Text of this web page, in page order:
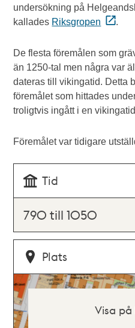
undersökning på
kallades Riksgropen .
De flesta föremålen som
än 1250-tal men några var
dateras till vikingatid. Detta
föremålet som hittades
troligtvis ingått i en
Föremålet var tidigare
Tid
790 till 1050
Plats
Visa